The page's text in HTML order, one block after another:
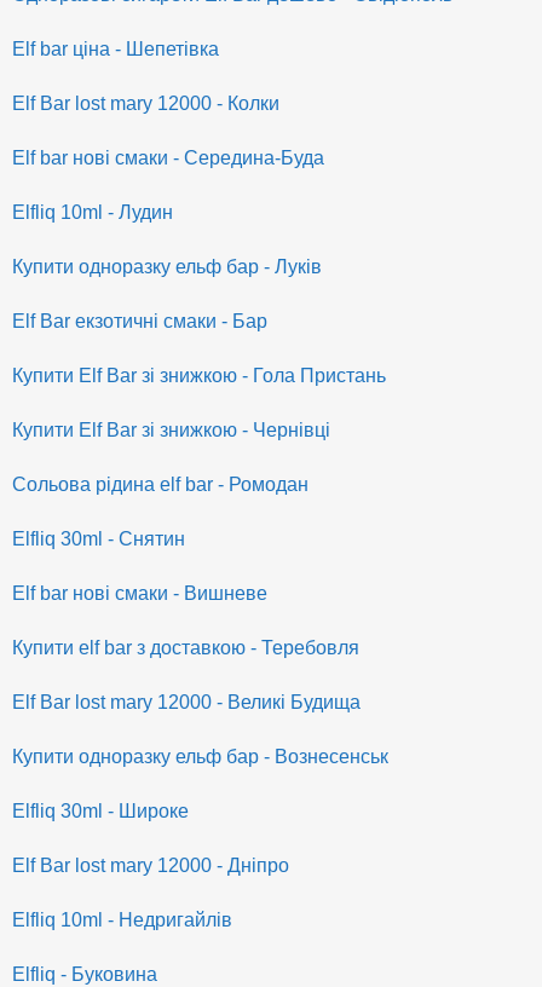
Elf bar ціна - Шепетівка
Elf Bar lost mary 12000 - Колки
Elf bar нові смаки - Середина-Буда
Elfliq 10ml - Лудин
Купити одноразку ельф бар - Луків
Elf Bar екзотичні смаки - Бар
Купити Elf Bar зі знижкою - Гола Пристань
Купити Elf Bar зі знижкою - Чернівці
Сольова рідина elf bar - Ромодан
Elfliq 30ml - Снятин
Elf bar нові смаки - Вишневе
Купити elf bar з доставкою - Теребовля
Elf Bar lost mary 12000 - Великі Будища
Купити одноразку ельф бар - Вознесенськ
Elfliq 30ml - Широке
Elf Bar lost mary 12000 - Дніпро
Elfliq 10ml - Недригайлів
Elfliq - Буковина